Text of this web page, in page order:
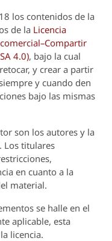
los contenidos de la
de la Licencia
4.0), bajo la cual
y crear a partir
y cuando den
bajo las mismas
son los autores y la
Los titulares
en cuanto a la
material.
se halle en el
aplicable, esta
licencia.